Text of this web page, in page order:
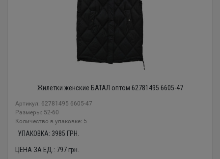
Жилетки женские БАТАЛ оптом 62781495 6605-47
Артикул: 62781495 6605-47
Размеры: 52-60
Количество в упаковке: 5
УПАКОВКА: 3985 ГРН.
ЦЕНА ЗА ЕД.: 797грн.